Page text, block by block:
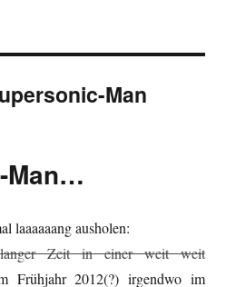
Man
Man…
laaaaaang ausholen:
Zeit in einer weit weit
2012(?) irgendwo im